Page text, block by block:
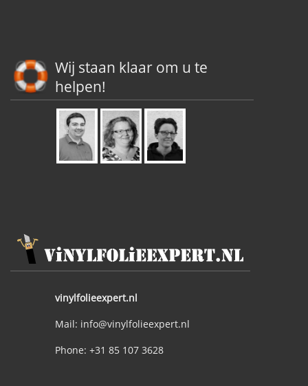
Wij staan klaar om u te
helpen!
vinylfolieexpert.nl
Mail: info@vinylfolieexpert.nl
Phone: +31 85 107 3628